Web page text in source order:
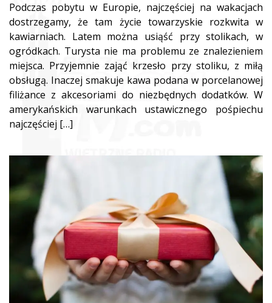
Podczas pobytu w Europie, najczęściej na wakacjach
dostrzegamy, że tam życie towarzyskie rozkwita w
kawiarniach. Latem można usiąść przy stolikach, w
ogródkach. Turysta nie ma problemu ze znalezieniem
miejsca. Przyjemnie zająć krzesło przy stoliku, z miłą
obsługą. Inaczej smakuje kawa podana w porcelanowej
filiżance z akcesoriami do niezbędnych dodatków. W
amerykańskich warunkach ustawicznego pośpiechu
najczęściej […]